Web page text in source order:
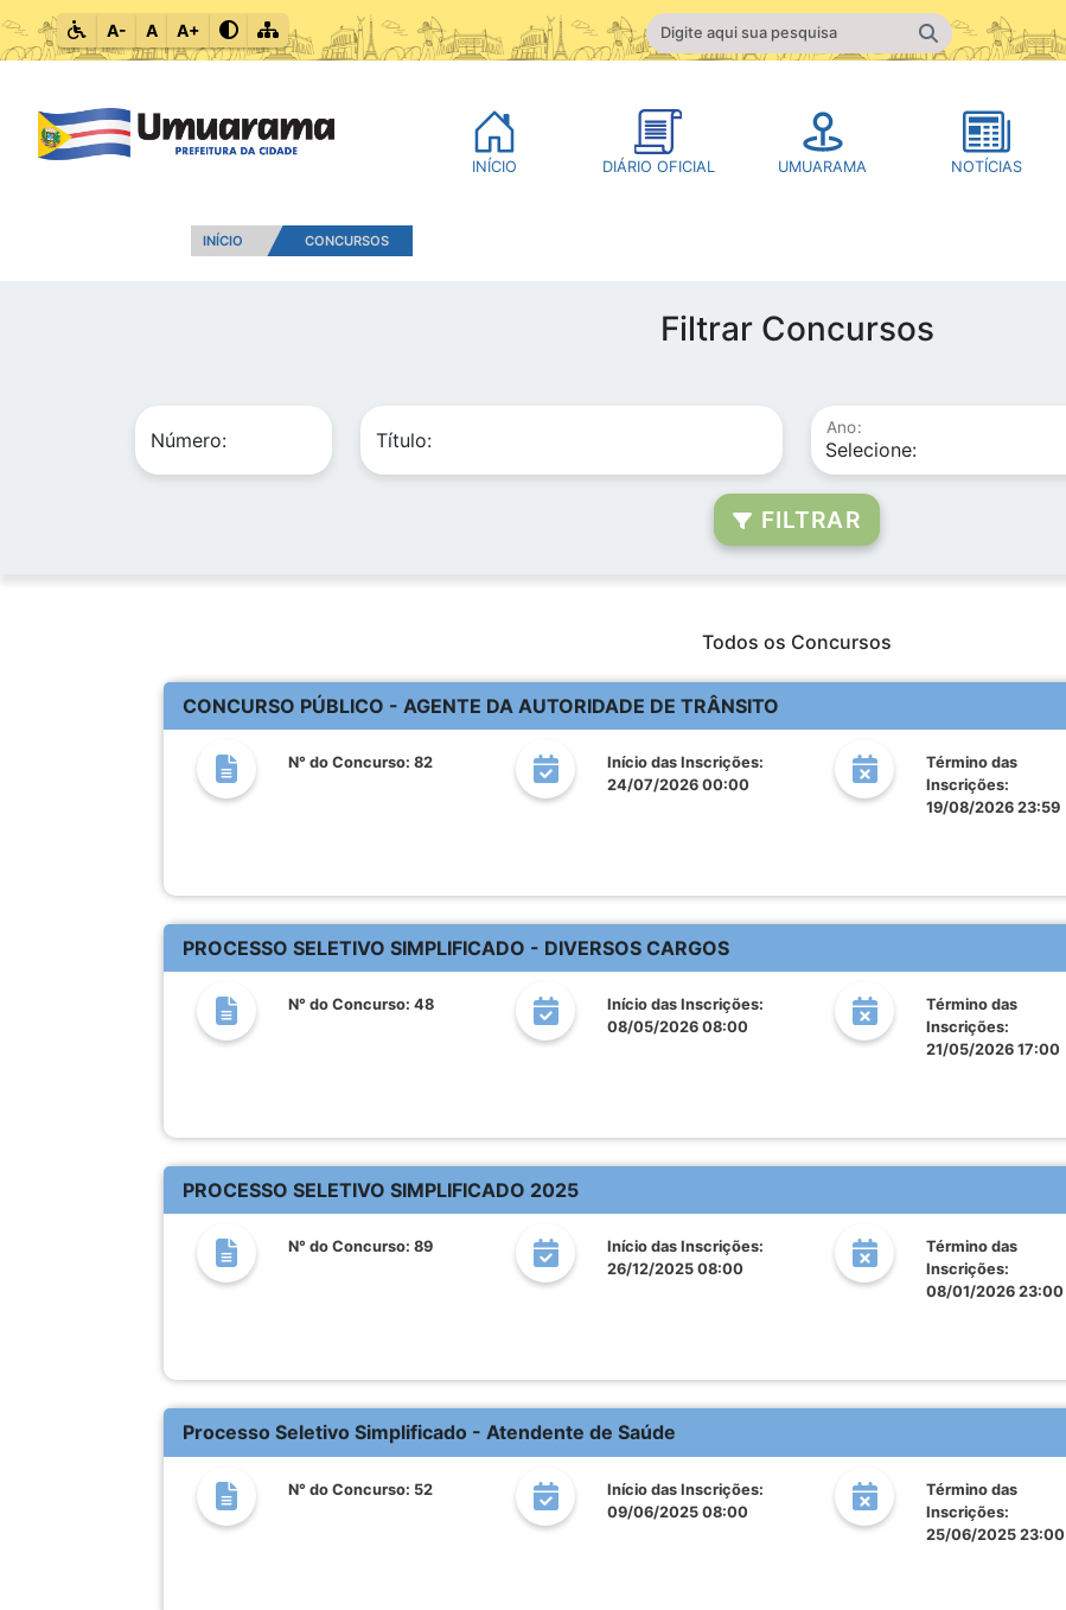
A- A A+
INÍCIO DIÁRIO OFICIAL UMUARAMA NOTÍCIAS
INÍCIO CONCURSOS
Filtrar Concursos
Número: Título:
Ano:
FILTRAR
Todos os Concursos
CONCURSO PÚBLICO - AGENTE DA AUTORIDADE DE TRÂNSITO
N° do Concurso: 82
Início das Inscrições:
24/07/2026 00:00
Término das
Inscrições:
19/08/2026 23:59
PROCESSO SELETIVO SIMPLIFICADO - DIVERSOS CARGOS
N° do Concurso: 48
Início das Inscrições:
08/05/2026 08:00
Término das
Inscrições:
21/05/2026 17:00
PROCESSO SELETIVO SIMPLIFICADO 2025
N° do Concurso: 89
Início das Inscrições:
26/12/2025 08:00
Término das
Inscrições:
08/01/2026 23:00
Processo Seletivo Simplificado - Atendente de Saúde
N° do Concurso: 52
Início das Inscrições:
09/06/2025 08:00
Término das
Inscrições:
25/06/2025 23:00